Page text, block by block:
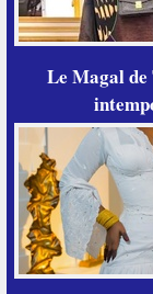
Le Magal de